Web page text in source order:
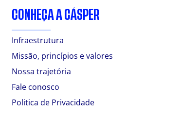
CONHEÇA A CÁSPER
Infraestrutura
Missão, princípios e valores
Nossa trajetória
Fale conosco
Politica de Privacidade